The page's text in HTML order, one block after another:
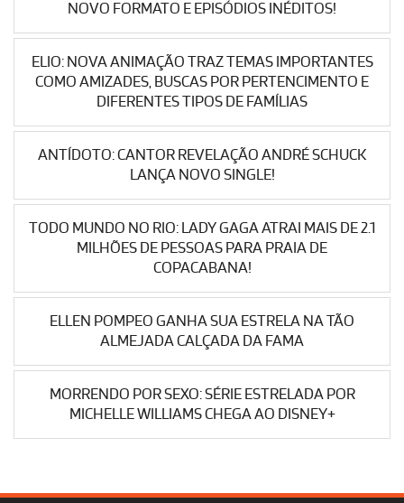
NOVO FORMATO E EPISÓDIOS INÉDITOS!
ELIO: NOVA ANIMAÇÃO TRAZ TEMAS IMPORTANTES
COMO AMIZADES, BUSCAS POR PERTENCIMENTO E
DIFERENTES TIPOS DE FAMÍLIAS
ANTÍDOTO: CANTOR REVELAÇÃO ANDRÉ SCHUCK
LANÇA NOVO SINGLE!
TODO MUNDO NO RIO: LADY GAGA ATRAI MAIS DE 2.1
MILHÕES DE PESSOAS PARA PRAIA DE
COPACABANA!
ELLEN POMPEO GANHA SUA ESTRELA NA TÃO
ALMEJADA CALÇADA DA FAMA
MORRENDO POR SEXO: SÉRIE ESTRELADA POR
MICHELLE WILLIAMS CHEGA AO DISNEY+